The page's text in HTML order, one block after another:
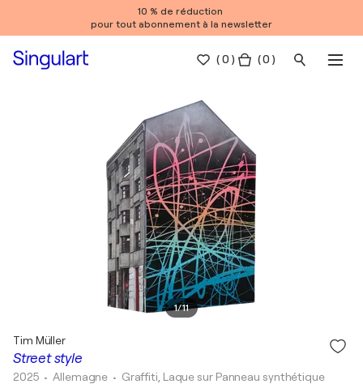
10 % de réduction
pour tout abonnement à la newsletter
(0 ) ( 0 )
1/11
Street style
Tim Müller
2025 • Allemagne • Graffiti, Laque sur Panneau synthétique